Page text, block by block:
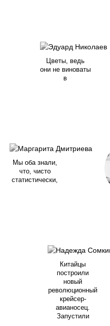
Цветы, ведь
они не виноваты
в
Мы оба знали,
что, чисто
статистически,
Китайцы
построили
новый
революционный
крейсер-
авианосец.
Запустили